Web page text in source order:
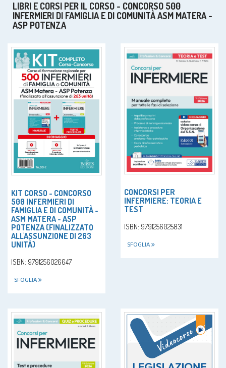
LIBRI E CORSI PER IL CORSO - CONCORSO 500
INFERMIERI DI FAMIGLIA E DI COMUNITÀ ASM MATERA -
ASP POTENZA
KIT CORSO - CONCORSO
500 INFERMIERI DI
FAMIGLIA E DI COMUNITÀ -
ASM MATERA - ASP
POTENZA (FINALIZZATO
ALL'ASSUNZIONE DI 263
UNITÀ)
ISBN: 9791256026647
SFOGLIA
CONCORSI PER
INFERMIERE: TEORIA E
TEST
ISBN: 9791256025831
SFOGLIA